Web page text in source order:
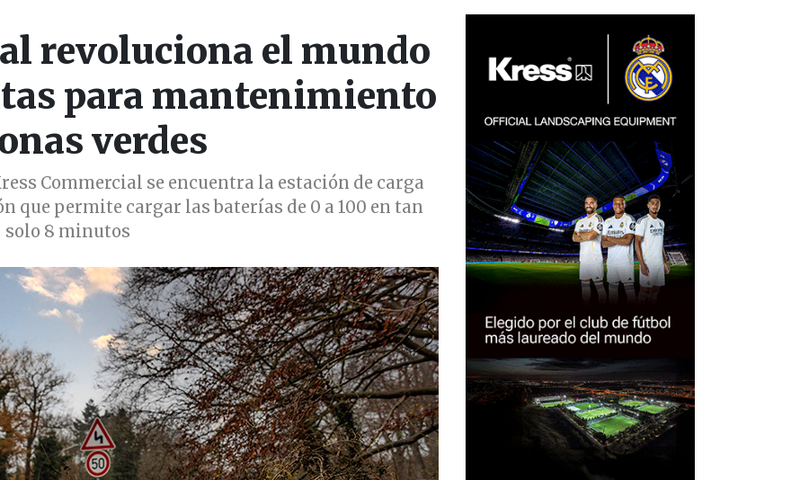
revoluciona el mundo
para mantenimiento
verdes
Commercial se encuentra la estación de carga
permite cargar las baterías de 0 a 100 en tan
solo 8 minutos